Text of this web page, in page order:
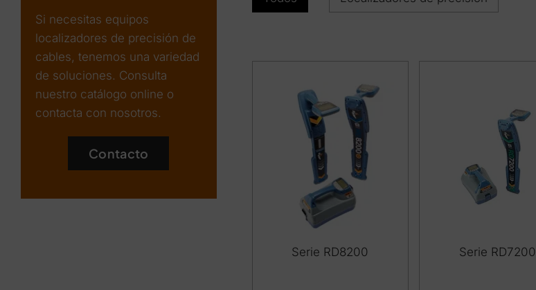
Si necesitas equipos
localizadores de precisión de
cables, tenemos una variedad
de soluciones. Consulta
nuestro catálogo online o
contacta con nosotros.
Contacto
Serie RD8200 Serie RD7200